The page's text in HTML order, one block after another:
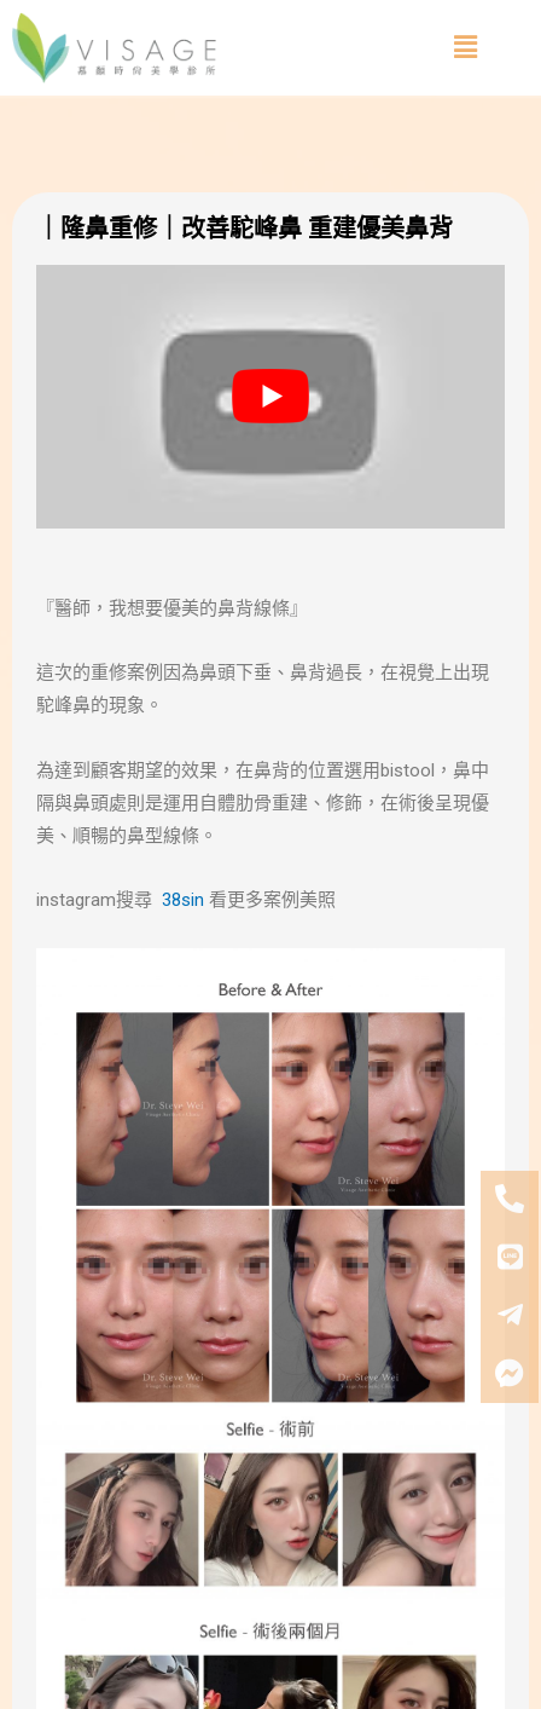
｜隆鼻重修｜改善駝峰鼻 重建優美鼻背
『醫師，我想要優美的鼻背線條』
這次的重修案例因為鼻頭下垂、鼻背過長，在視覺上出現
駝峰鼻的現象。
為達到顧客期望的效果，在鼻背的位置選用bistool，鼻中
隔與鼻頭處則是運用自體肋骨重建、修飾，在術後呈現優
美、順暢的鼻型線條。
instagram搜尋 38sin 看更多案例美照